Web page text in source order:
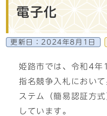
電子化
更新日： 2024年8月1日
姫路市では、令和4年
指名競争入札におい
ステム（簡易認証方
しています。